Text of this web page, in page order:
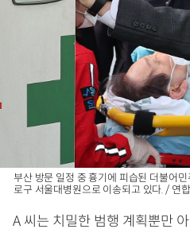
부산 방문 일정 중 흉기에 피습된 더불어
로구 서울대병원으로 이송되고 있다. / 연
A 씨는 치밀한 범행 계획뿐만